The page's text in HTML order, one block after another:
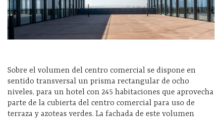
Sobre el volumen del centro comercial se dispone en
sentido transversal un prisma rectangular de ocho
niveles, para un hotel con 245 habitaciones que aprovecha
parte de la cubierta del centro comercial para uso de
terraza y azoteas verdes. La fachada de este volumen